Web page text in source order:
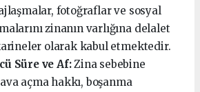
fotoğraflar ve sosyal
zinanın varlığına delalet
olarak kabul etmektedir.
Süre ve Af:Zina sebebine
açma hakkı, boşanma